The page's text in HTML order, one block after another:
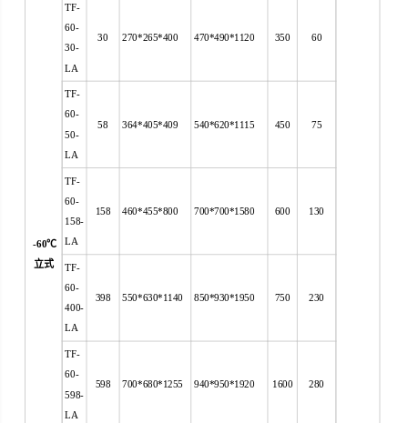
-60℃
立式
TF-
60-
30-
LA
30 270*265*400 470*490*1120 350 60
TF-
60-
50-
LA
58 364*405*409 540*620*1115 450 75
TF-
60-
158-
LA
158 460*455*800 700*700*1580 600 130
TF-
60-
400-
LA
398 550*630*1140 850*930*1950 750 230
TF-
60-
598-
LA
598 700*680*1255 940*950*1920 1600 280